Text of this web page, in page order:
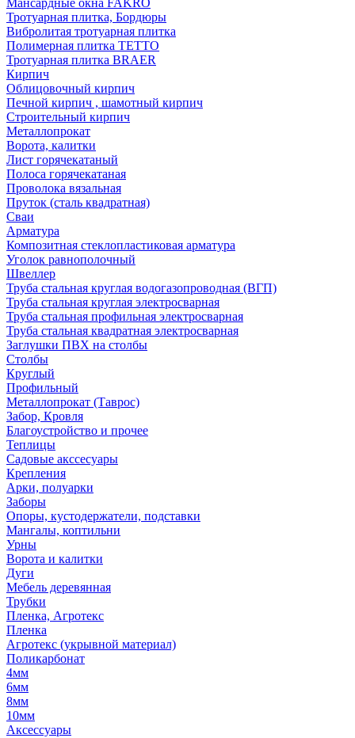
Мансардные окна FAKRO
Тротуарная плитка, Бордюры
Вибролитая тротуарная плитка
Полимерная плитка TETTO
Тротуарная плитка BRAER
Кирпич
Облицовочный кирпич
Печной кирпич , шамотный кирпич
Строительный кирпич
Металлопрокат
Ворота, калитки
Лист горячекатаный
Полоса горячекатаная
Проволока вязальная
Пруток (сталь квадратная)
Сваи
Арматура
Композитная стеклопластиковая арматура
Уголок равнополочный
Швеллер
Труба стальная круглая водогазопроводная (ВГП)
Труба стальная круглая электросварная
Труба стальная профильная электросварная
Труба стальная квадратная электросварная
Заглушки ПВХ на столбы
Столбы
Круглый
Профильный
Металлопрокат (Таврос)
Забор, Кровля
Благоустройство и прочее
Теплицы
Садовые акссесуары
Крепления
Арки, полуарки
Заборы
Опоры, кустодержатели, подставки
Мангалы, коптильни
Урны
Ворота и калитки
Дуги
Мебель деревянная
Трубки
Пленка, Агротекс
Пленка
Агротекс (укрывной материал)
Поликарбонат
4мм
6мм
8мм
10мм
Аксессуары